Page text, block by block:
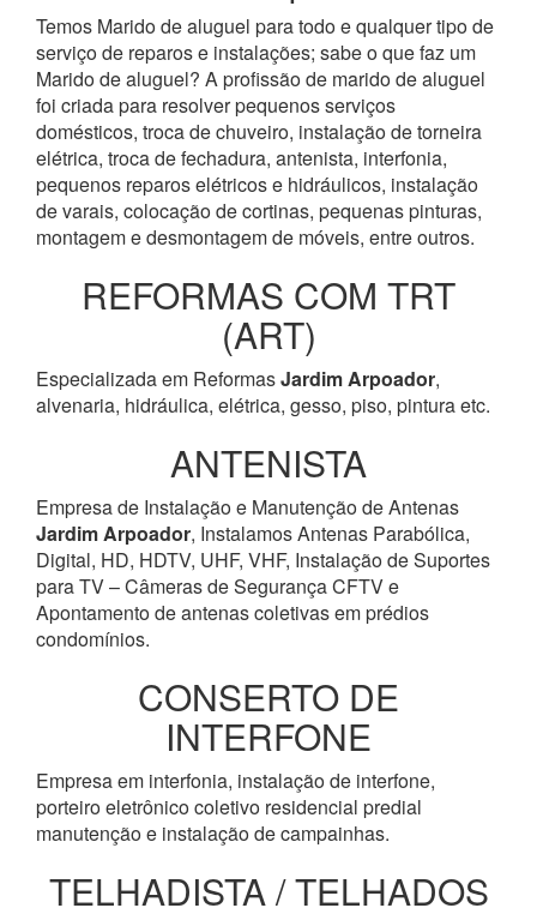
Temos Marido de aluguel para todo e qualquer tipo de
serviço de reparos e instalações; sabe o que faz um
Marido de aluguel? A profissão de marido de aluguel
foi criada para resolver pequenos serviços
domésticos, troca de chuveiro, instalação de torneira
elétrica, troca de fechadura, antenista, interfonia,
pequenos reparos elétricos e hidráulicos, instalação
de varais, colocação de cortinas, pequenas pinturas,
montagem e desmontagem de móveis, entre outros.
REFORMAS COM TRT
(ART)
Especializada em ReformasJardim Arpoador,
alvenaria, hidráulica, elétrica, gesso, piso, pintura etc.
ANTENISTA
Empresa de Instalação e Manutenção de Antenas
Jardim Arpoador, Instalamos Antenas Parabólica,
Digital, HD, HDTV, UHF, VHF, Instalação de Suportes
para TV – Câmeras de Segurança CFTV e
Apontamento de antenas coletivas em prédios
condomínios.
CONSERTO DE
INTERFONE
Empresa em interfonia, instalação de interfone,
porteiro eletrônico coletivo residencial predial
manutenção e instalação de campainhas.
TELHADISTA / TELHADOS